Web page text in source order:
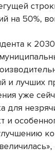
на 50%,
к
и лучших
уже
для